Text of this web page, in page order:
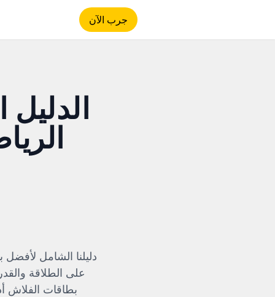
جرب الآن
على الطلاقة
بطاقات الفلاش